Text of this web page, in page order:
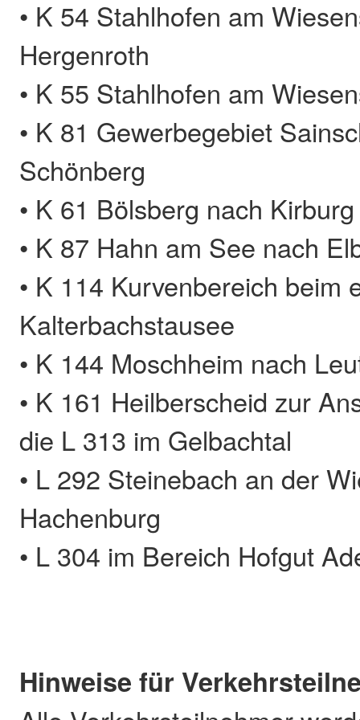
• K 54 Stahlhofen am
Hergenroth
• K 55 Stahlhofen am
• K 81 Gewerbegebiet
Schönberg
• K 61 Bölsberg nach Kirburg
• K 87 Hahn am See nach
• K 114 Kurvenbereich beim
Kalterbachstausee
• K 144 Moschheim nach
• K 161 Heilberscheid zur
die L 313 im Gelbachtal
• L 292 Steinebach an der
Hachenburg
• L 304 im Bereich Hofgut
Hinweise für